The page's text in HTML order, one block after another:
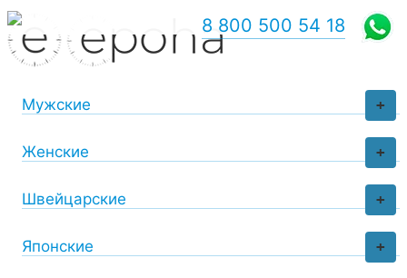
+
Мужские
+
Женские
+
Швейцарские
+
Японские
8 800 500 54 18